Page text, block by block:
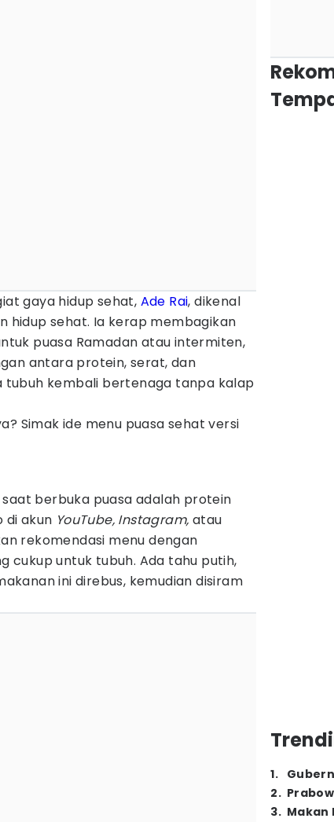
gaya hidup sehat, Ade Rai, dikenal
hidup sehat. Ia kerap membagikan
puasa Ramadan atau intermiten,
antara protein, serat, dan
tubuh kembali bertenaga tanpa kalap
Simak ide menu puasa sehat versi
berbuka puasa adalah protein
di akun YouTube, Instagram, atau
rekomendasi menu dengan
cukup untuk tubuh. Ada tahu putih,
ini direbus, kemudian disiram
1.
2.
3. Makan